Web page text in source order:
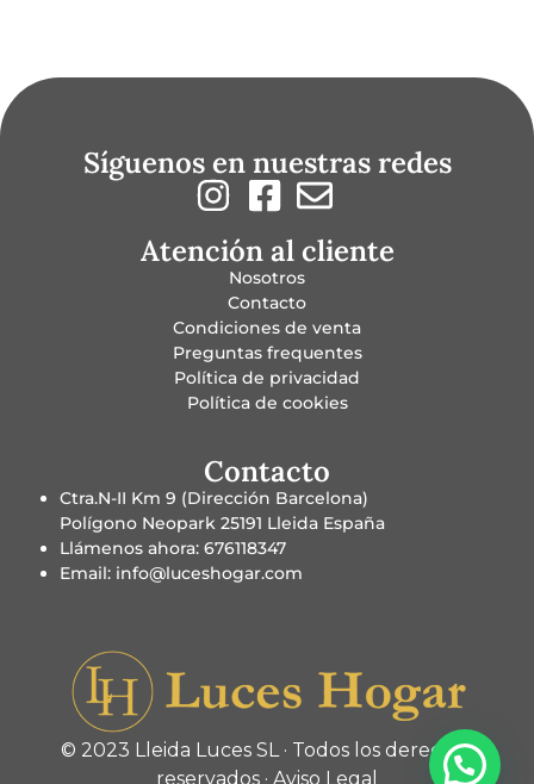
Síguenos en nuestras redes
Atención al cliente
Nosotros
Contacto
Condiciones de venta
Preguntas frequentes
Política de privacidad
Política de cookies
Contacto
Ctra.N-II Km 9 (Dirección Barcelona)
Polígono Neopark 25191 Lleida España
Llámenos ahora: 676118347
Email: info@luceshogar.com
© 2023 Lleida Luces SL · Todos los derechos
reservados · Aviso Legal